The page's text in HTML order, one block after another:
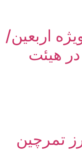
ویژه اربعین/
هیئت
تمرچین